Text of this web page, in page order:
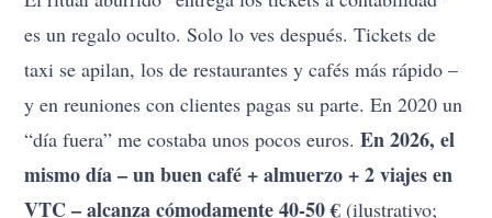
es un regalo oculto. Solo lo ves después. Tickets de
taxi se apilan, los de restaurantes y cafés más rápido –
y en reuniones con clientes pagas su parte. En 2020 un
“día fuera” me costaba unos pocos euros.En 2026, el
mismo día – un buen café + almuerzo + 2 viajes en
VTC – alcanza cómodamente 40-50 € (ilustrativo;